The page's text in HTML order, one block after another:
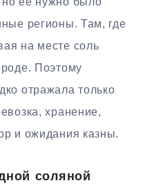
регионы. Там, где
на месте соль
Поэтому
отражала только
хранение,
и ожидания казны.
соляной